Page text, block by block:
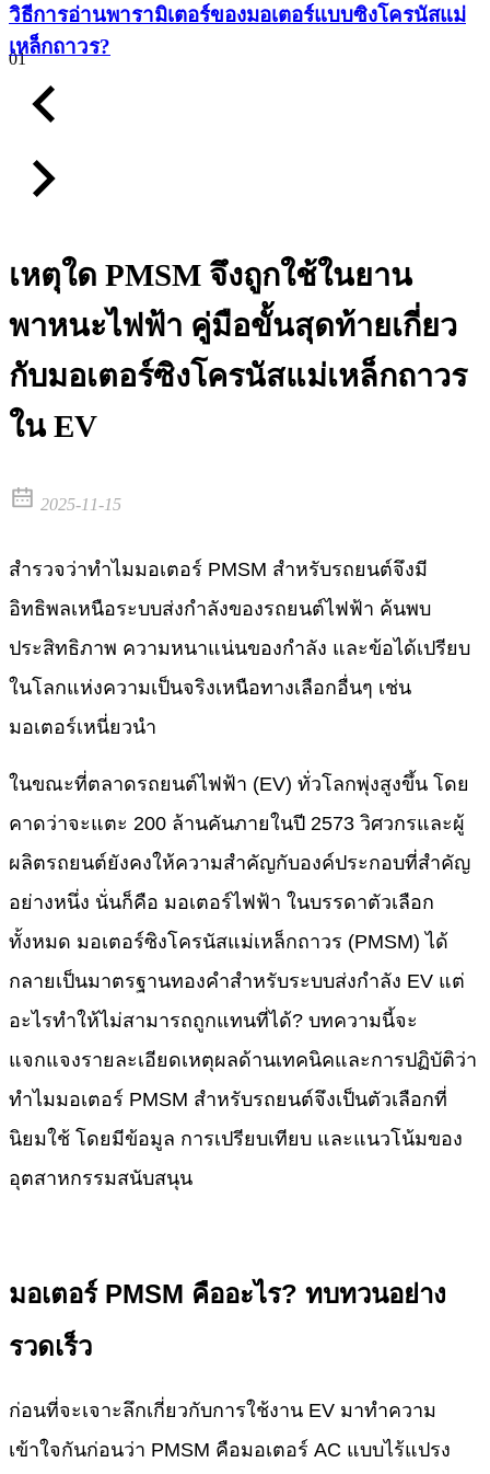
วิธีการอ่านพารามิเตอร์ของมอเตอร์แบบซิงโครนัสแม่
เหล็กถาวร?
01
เหตุใด PMSM จึงถูกใช้ในยาน
พาหนะไฟฟ้า คู่มือขั้นสุดท้ายเกี่ยว
กับมอเตอร์ซิงโครนัสแม่เหล็กถาวร
ใน EV
2025-11-15
สำรวจว่าทำไมมอเตอร์ PMSM สำหรับรถยนต์จึงมี
อิทธิพลเหนือระบบส่งกำลังของรถยนต์ไฟฟ้า ค้นพบ
ประสิทธิภาพ ความหนาแน่นของกำลัง และข้อได้เปรียบ
ในโลกแห่งความเป็นจริงเหนือทางเลือกอื่นๆ เช่น
มอเตอร์เหนี่ยวนำ
ในขณะที่ตลาดรถยนต์ไฟฟ้า (EV) ทั่วโลกพุ่งสูงขึ้น โดย
คาดว่าจะแตะ 200 ล้านคันภายในปี 2573 วิศวกรและผู้
ผลิตรถยนต์ยังคงให้ความสำคัญกับองค์ประกอบที่สำคัญ
อย่างหนึ่ง นั่นก็คือ มอเตอร์ไฟฟ้า ในบรรดาตัวเลือก
ทั้งหมด มอเตอร์ซิงโครนัสแม่เหล็กถาวร (PMSM) ได้
กลายเป็นมาตรฐานทองคำสำหรับระบบส่งกำลัง EV แต่
อะไรทำให้ไม่สามารถถูกแทนที่ได้? บทความนี้จะ
แจกแจงรายละเอียดเหตุผลด้านเทคนิคและการปฏิบัติว่า
ทำไมมอเตอร์ PMSM สำหรับรถยนต์จึงเป็นตัวเลือกที่
นิยมใช้ โดยมีข้อมูล การเปรียบเทียบ และแนวโน้มของ
อุตสาหกรรมสนับสนุน
มอเตอร์ PMSM คืออะไร? ทบทวนอย่าง
รวดเร็ว
ก่อนที่จะเจาะลึกเกี่ยวกับการใช้งาน EV มาทำความ
เข้าใจกันก่อนว่า PMSM คือมอเตอร์ AC แบบไร้แปรง